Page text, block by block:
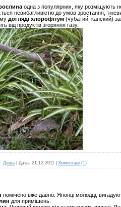
одна з популярних, яку розміщують
невибагливістю до умов зростання,
догляді хлорофітум (чубатий, капский)
від продуктів згоряння газу.
Даша Дата: 21.12.2011 Коментарі (1)
помічено вже давно. Японці молодці,
для приміщень.